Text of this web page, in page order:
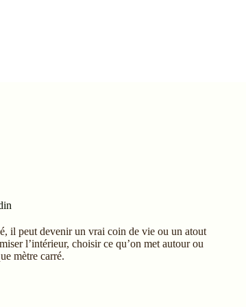
il peut devenirun vrai coin de vie ou un atout
l’intérieur, choisirce qu’on met autourou
mètre carré.